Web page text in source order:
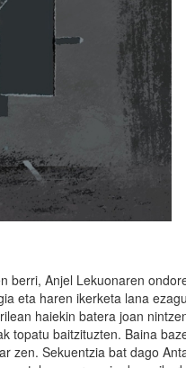
berri, Anjel Lekuonaren
eta haren ikerketa lana
haiekin batera joan
topatu baitzituzten. Baina
zen. Sekuentzia bat dago